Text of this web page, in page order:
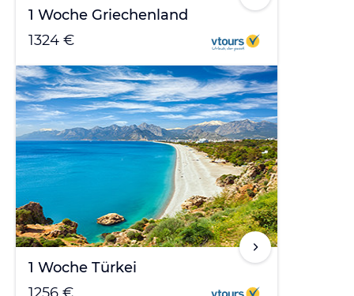
1 Woche Griechenland
1324 €
1 Woche Türkei